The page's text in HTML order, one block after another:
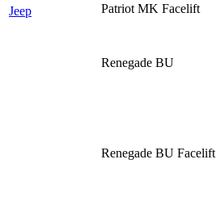
Jeep
Patriot MK Facelift
Renegade BU
Renegade BU Facelift